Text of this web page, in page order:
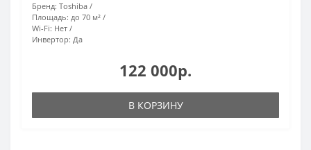
Бренд: Toshiba
Площадь: до 70 м²
Wi-Fi: Нет
Инвертор: Да
122 000р.
В КОРЗИНУ